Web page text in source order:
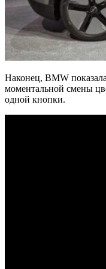
Наконец, BMW
моментальной смены
одной кнопки.